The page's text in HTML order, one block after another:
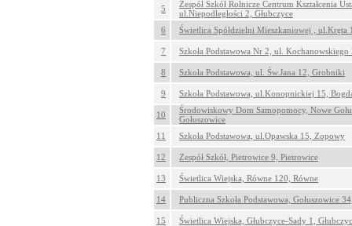
5
Zespół Szkół Rolnicze Centrum Kształcenia
ul.Niepodległości 2, Głubczyce
6
Świetlica Spółdzielni Mieszkaniowej , ul.Kręta
7 Szkoła Podstawowa Nr 2, ul. Kochanowskiego
8 Szkoła Podstawowa, ul. Św.Jana 12, Grobniki
9 Szkoła Podstawowa, ul.Konopnickiej 15,
10
Środowiskowy Dom Samopomocy, Nowe
Gołuszowice
11
Szkoła Podstawowa, ul.Opawska 15, Zopowy
12 Zespół Szkół, Pietrowice 9, Pietrowice
13 Świetlica Wiejska, Równe 120, Równe
14 Publiczna Szkoła Podstawowa, Gołuszowice
15 Świetlica Wiejska, Głubczyce-Sady 1,